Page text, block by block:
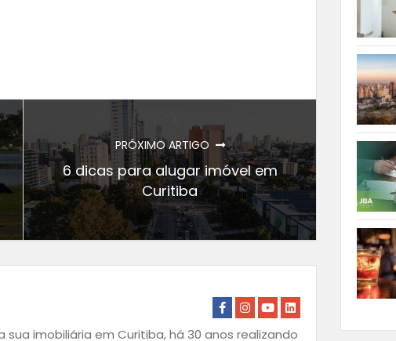
PRÓXIMO ARTIGO
6 dicas para alugar imóvel em
Curitiba
sua imobiliária em Curitiba, há 30 anos realizando